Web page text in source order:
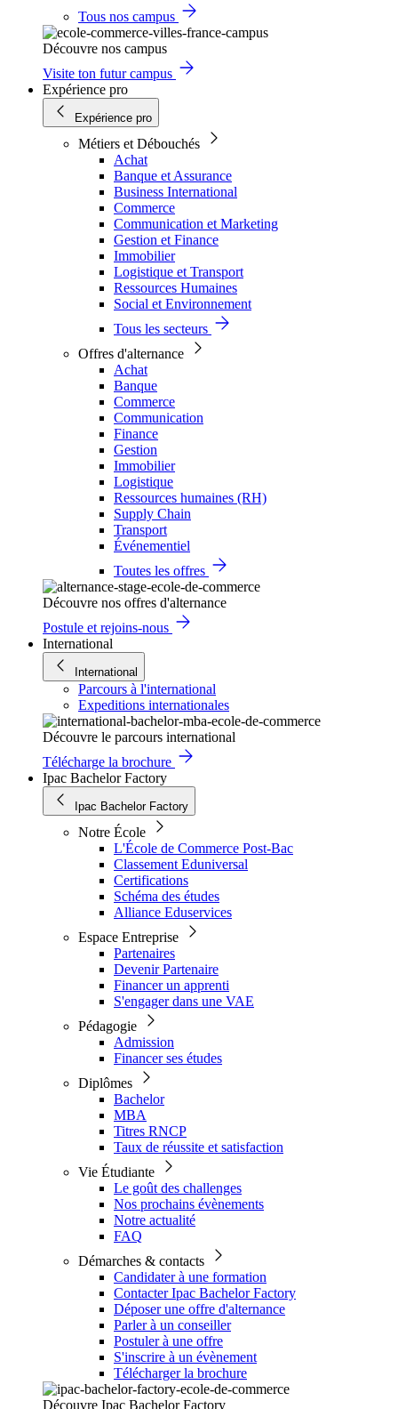
Tous nos campus
Découvre nos campus
Visite ton futur campus
Expérience pro
Expérience pro
Métiers et Débouchés
Achat
Banque et Assurance
Business International
Commerce
Communication et Marketing
Gestion et Finance
Immobilier
Logistique et Transport
Ressources Humaines
Social et Environnement
Tous les secteurs
Offres d'alternance
Achat
Banque
Commerce
Communication
Finance
Gestion
Immobilier
Logistique
Ressources humaines (RH)
Supply Chain
Transport
Événementiel
Toutes les offres
Découvre nos offres d'alternance
Postule et rejoins-nous
International
International
Parcours à l'international
Expeditions internationales
Découvre le parcours international
Télécharge la brochure
Ipac Bachelor Factory
Ipac Bachelor Factory
Notre École
L'École de Commerce Post-Bac
Classement Eduniversal
Certifications
Schéma des études
Alliance Eduservices
Espace Entreprise
Partenaires
Devenir Partenaire
Financer un apprenti
S'engager dans une VAE
Pédagogie
Admission
Financer ses études
Diplômes
Bachelor
MBA
Titres RNCP
Taux de réussite et satisfaction
Vie Étudiante
Le goût des challenges
Nos prochains évènements
Notre actualité
FAQ
Démarches & contacts
Candidater à une formation
Contacter Ipac Bachelor Factory
Déposer une offre d'alternance
Parler à un conseiller
Postuler à une offre
S'inscrire à un évènement
Télécharger la brochure
Découvre Ipac Bachelor Factory